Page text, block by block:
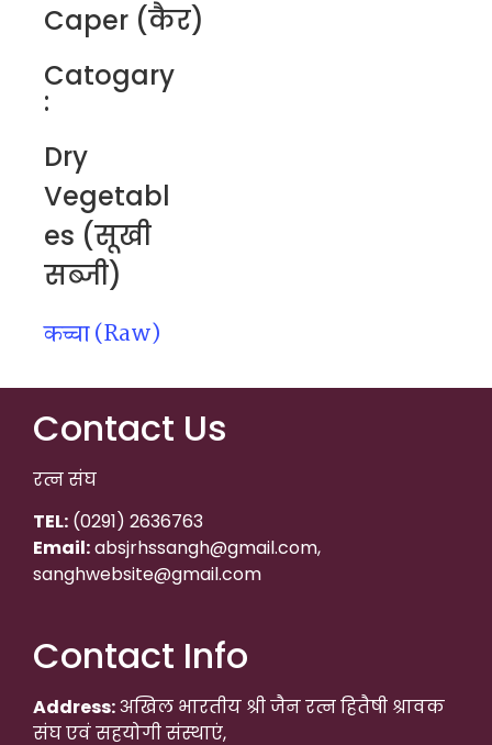
Caper (कैर)
Catogary
:
Dry
Vegetabl
es (सूखी
सब्जी)
कच्चा (Raw)
Contact Us
रत्न संघ
TEL: (0291) 2636763
Email:absjrhssangh@gmail.com,
sanghwebsite@gmail.com
Contact Info
Address:अखिल भारतीय श्री जैन रत्न हितैषी श्रावक
संघ एवं सहयोगी संस्थाएं,